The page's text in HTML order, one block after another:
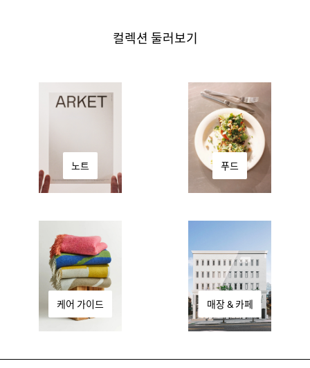
컬렉션 둘러보기
노트 푸드
케어 가이드 매장 & 카페